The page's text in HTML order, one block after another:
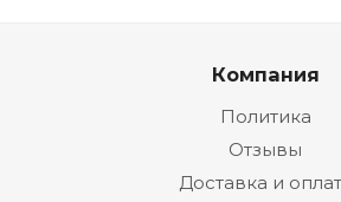
Компания
Политика
Отзывы
Доставка и